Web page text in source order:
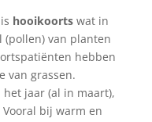
hooikoortswat in
van planten
hebben
van grassen.
jaar (al in maart),
bij warm en